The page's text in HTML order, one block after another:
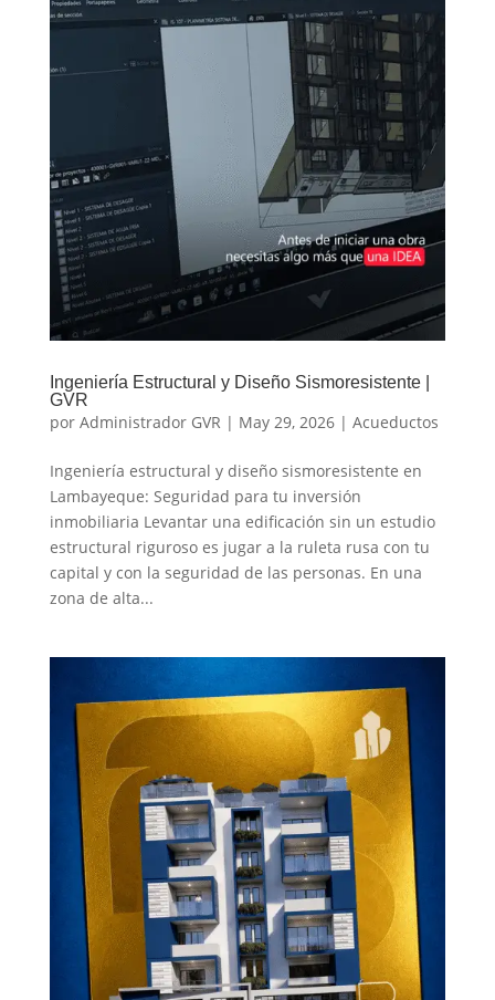
Ingeniería Estructural y Diseño Sismoresistente |
GVR
por Administrador GVR | May 29, 2026| Acueductos
Ingeniería estructural y diseño sismoresistente en
Lambayeque: Seguridad para tu inversión
inmobiliaria Levantar una edificación sin un estudio
estructural riguroso es jugar a la ruleta rusa con tu
capital y con la seguridad de las personas. En una
zona de alta...